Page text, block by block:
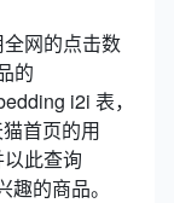
网的点击数
的
i2i 表，
首页的用
此查询
的商品。